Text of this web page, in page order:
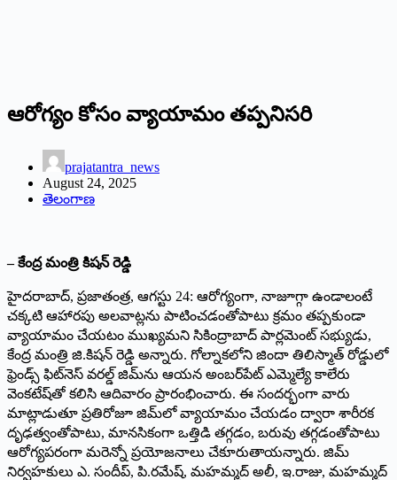
ఆరోగ్యం కోసం వ్యాయామం తప్పనిసరి
prajatantra_news
August 24, 2025
తెలంగాణ
– కేంద్ర మంత్రి కిషన్‌ రెడ్డి
హైదరాబాద్‌, ప్రజాతంత్ర, ఆగస్టు 24: ఆరోగ్యంగా, నాజూగ్గా ఉండాలంటే
చక్కటి ఆహారపు అలవాట్లను పాటించడంతోపాటు క్రమం తప్పకుండా
వ్యాయామం చేయటం ముఖ్యమని సికింద్రాబాద్‌ పార్లమెంట్‌ సభ్యుడు,
కేంద్ర మంత్రి జి.కిషన్‌ రెడ్డి అన్నారు. గోల్నాకలోని జిందా తిలిస్మాత్‌ రోడ్డులో
ఫ్రెండ్స్‌ ఫిట్‌నెస్‌ వరల్డ్‌ జిమ్‌ను ఆయన అంబర్‌పేట్‌ ఎమ్మెల్యే కాలేరు
వెంకటేష్‌తో కలిసి ఆదివారం ప్రారంభించారు. ఈ సందర్భంగా వారు
మాట్లాడుతూ ప్రతిరోజూ జిమ్‌లో వ్యాయామం చేయడం ద్వారా శారీరక
దృఢత్వంతోపాటు, మానసికంగా ఒత్తిడి తగ్గడం, బరువు తగ్గడంతోపాటు
ఆరోగ్యపరంగా మరెన్నో ప్రయోజనాలు చేకూరుతాయన్నారు. జిమ్‌
నిర్వహకులు ఎ. సందీప్‌, పి.రమేష్‌, మహమ్మద్‌ అలీ, ఇ.రాజు, మహమ్మద్‌